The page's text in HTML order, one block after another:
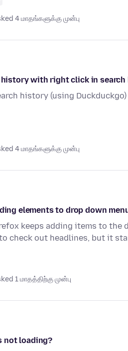
4 மாதங்களுக்கு முன்பு
with right click in search
history (using
4 மாதங்களுக்கு முன்பு
elements to drop down
keeps adding items to the
check out headlines, but it
1 மாதத்திற்கு முன்பு
not loading?